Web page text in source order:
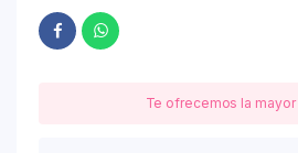
Te ofrecemos la mayor